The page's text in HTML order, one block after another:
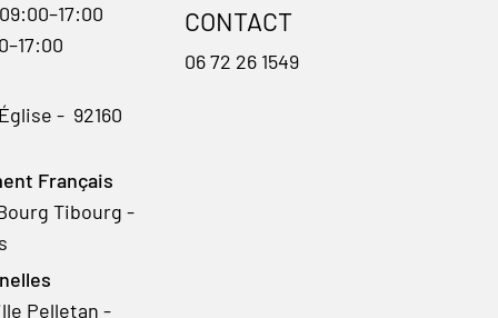
CONTACT
06 72 26 1549
- 92160
Pelletan -
Français
Tibourg -